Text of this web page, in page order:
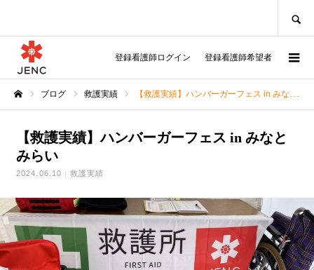
登録看護師ログイン 登録看護師希望者
ブログ 救護実績 【救護実績】ハンバーガーフェス in みなとみらい
【救護実績】ハンバーガーフェス in みなと
みらい
2024.06.10 救護実績